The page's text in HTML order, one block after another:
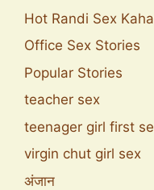
Hot Randi Sex
Office Sex Stories
Popular Stories
teacher sex
teenager girl first
virgin chut girl sex
अंजान